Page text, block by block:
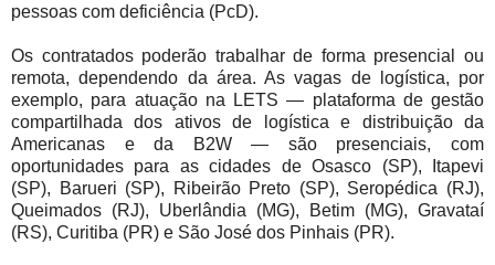
pessoas com deficiência (PcD).
Os contratados poderão trabalhar de forma presencial ou
remota, dependendo da área. As vagas de logística, por
exemplo, para atuação na LETS — plataforma de gestão
compartilhada dos ativos de logística e distribuição da
Americanas e da B2W — são presenciais, com
oportunidades para as cidades de Osasco (SP), Itapevi
(SP), Barueri (SP), Ribeirão Preto (SP), Seropédica (RJ),
Queimados (RJ), Uberlândia (MG), Betim (MG), Gravataí
(RS), Curitiba (PR) e São José dos Pinhais (PR).